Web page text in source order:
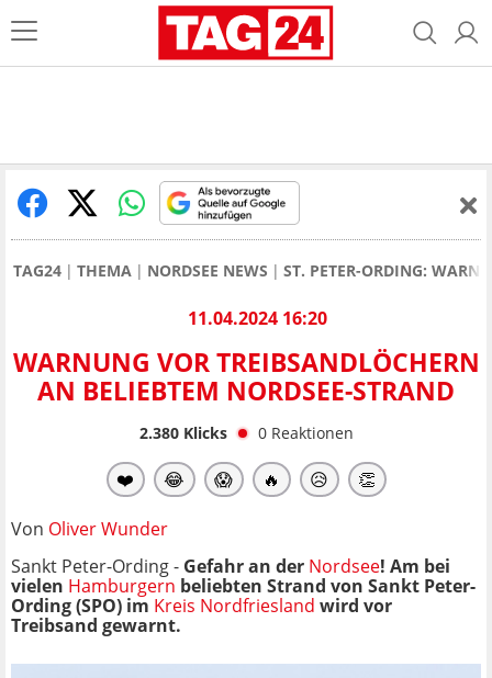
TAG24 THEMA NORDSEE NEWS ST. PETER-ORDING:
11.04.2024 16:20
WARNUNG VOR TREIBSANDLÖCHERN
AN BELIEBTEM NORDSEE-STRAND
2.380Klicks 0 Reaktionen
❤️ 😂 😱 🔥 😥 👏
Von Oliver Wunder
Sankt Peter-Ording - Gefahr an der Nordsee! Am bei
vielen Hamburgern beliebten Strand von Sankt Peter-
Ording (SPO) im Kreis Nordfriesland wird vor
Treibsand gewarnt.